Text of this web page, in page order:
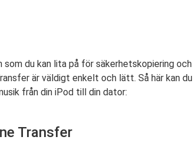
du kan lita på för säkerhetskopiering och
är väldigt enkelt och lätt. Så här kan du
från din iPod till din dator:
Transfer